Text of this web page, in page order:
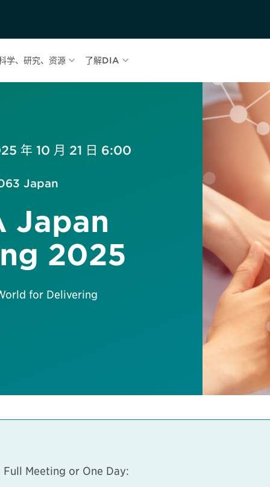
学、研究、资源 了解DIA
年 10 月 21 日 6:00
Japan
Japan
2025
for Delivering
Meeting or One Day: